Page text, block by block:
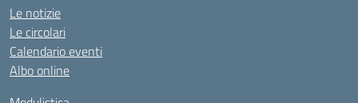
Le notizie
Le circolari
Calendario eventi
Albo online